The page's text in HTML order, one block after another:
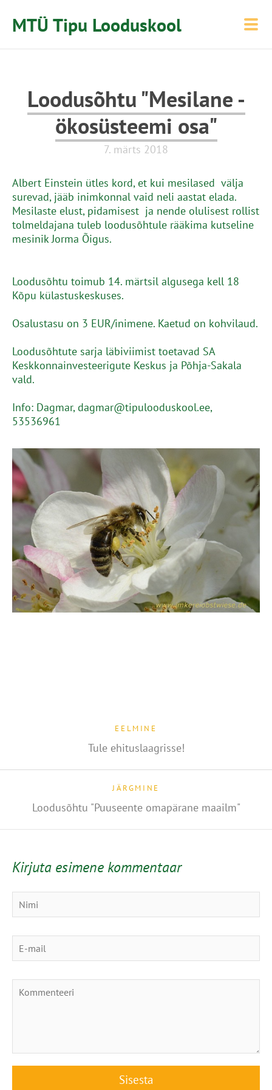
MTÜ Tipu Looduskool
Loodusõhtu "Mesilane -
ökosüsteemi osa"
7. märts 2018
Albert Einstein ütles kord, et kui mesilased välja
surevad, jääb inimkonnal vaid neli aastat elada.
Mesilaste elust, pidamisest ja nende olulisest rollist
tolmeldajana tuleb loodusõhtule rääkima kutseline
mesinik Jorma Õigus.
Loodusõhtu toimub 14. märtsil algusega kell 18
Kõpu külastuskeskuses.
Osalustasu on 3 EUR/inimene. Kaetud on kohvilaud.
Loodusõhtute sarja läbiviimist toetavad SA
Keskkonnainvesteerigute Keskus ja Põhja-Sakala
vald.
Info: Dagmar, dagmar@tipulooduskool.ee,
53536961
EELMINE
Tule ehituslaagrisse!
JÄRGMINE
Loodusõhtu "Puuseente omapärane maailm"
Kirjuta esimene kommentaar